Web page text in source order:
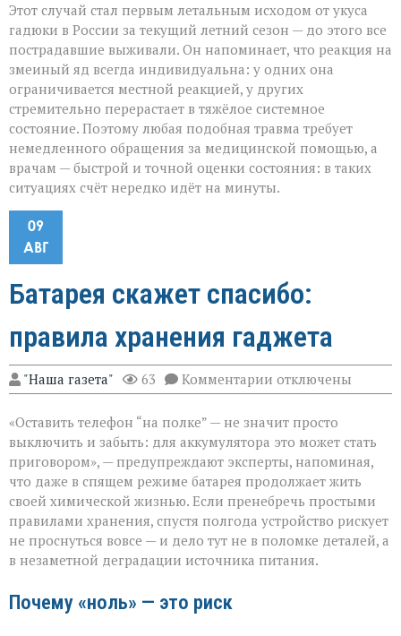
Этот случай стал первым летальным исходом от укуса
гадюки в России за текущий летний сезон — до этого все
пострадавшие выживали. Он напоминает, что реакция на
змеиный яд всегда индивидуальна: у одних она
ограничивается местной реакцией, у других
стремительно перерастает в тяжёлое системное
состояние. Поэтому любая подобная травма требует
немедленного обращения за медицинской помощью, а
врачам — быстрой и точной оценки состояния: в таких
ситуациях счёт нередко идёт на минуты.
09
АВГ
Батарея скажет спасибо:
правила хранения гаджета
"Наша газета" 63 Комментарии к
записи
скажет
спасибо:
хранения
гаджета
отключены
«Оставить телефон “на полке” — не значит просто
выключить и забыть: для аккумулятора это может стать
приговором», — предупреждают эксперты, напоминая,
что даже в спящем режиме батарея продолжает жить
своей химической жизнью. Если пренебречь простыми
правилами хранения, спустя полгода устройство рискует
не проснуться вовсе — и дело тут не в поломке деталей, а
в незаметной деградации источника питания.
Почему «ноль» — это риск